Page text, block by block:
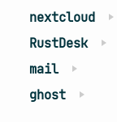
nextcloud
RustDesk
mail
ghost